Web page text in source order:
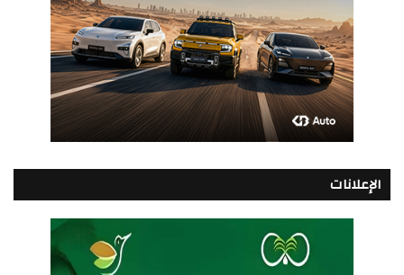
الإعلانات